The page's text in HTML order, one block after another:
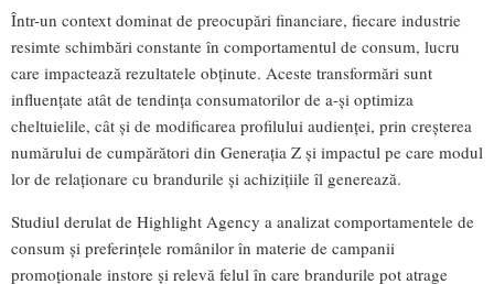
Într-un context dominat de preocupări financiare, fiecare industrie
resimte schimbări constante în comportamentul de consum, lucru
care impactează rezultatele obținute. Aceste transformări sunt
influențate atât de tendința consumatorilor de a-și optimiza
cheltuielile, cât și de modificarea profilului audienței, prin creșterea
numărului de cumpărători din Generația Z și impactul pe care modul
lor de relaționare cu brandurile și achizițiile îl generează.
Studiul derulat de Highlight Agency a analizat comportamentele de
consum și preferințele românilor în materie de campanii
promoționale instore și relevă felul în care brandurile pot atrage